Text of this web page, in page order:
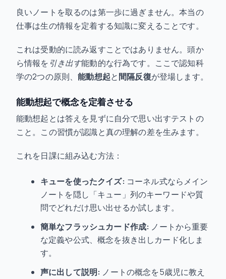
良いノートを取るのは第一歩に過ぎません。本当の
仕事は生の情報を定着する知識に変えることです。
これは受動的に読み返すことではありません。頭か
ら情報を 引き出す能動的な行為です。ここで認知科
学の2つの原則、能動想起と間隔反復が登場します。
能動想起で概念を定着させる
能動想起とは答えを見ずに自分で思い出すテストの
こと。この習慣が認識と真の理解の差を生みます。
これを日課に組み込む方法：
キューを使ったクイズ: コーネル式ならメイン
ノートを隠し「キュー」列のキーワードや質
問でどれだけ思い出せるか試します。
簡単なフラッシュカード作成: ノートから重要
な定義や公式、概念を抜き出しカード化しま
す。
声に出して説明: ノートの概念を5歳児に教え